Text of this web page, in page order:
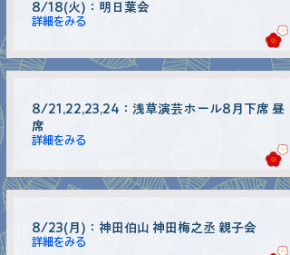
8/18(火)：明日葉会
詳細をみる
8/21,22,23,24：浅草演芸ホール8月下席 昼
席
詳細をみる
8/23(月)：神田伯山 神田梅之丞 親子会
詳細をみる